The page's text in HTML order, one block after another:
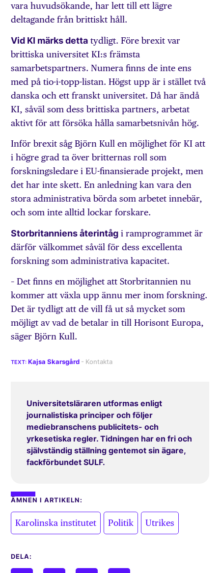
vara huvudsökande, har lett till ett lägre
deltagande från brittiskt håll.
Vid KI märks detta tydligt. Före brexit var
brittiska universitet KI:s främsta
samarbetspartners. Numera finns de inte ens
med på tio-i-topp-listan. Högst upp är i stället två
danska och ett franskt universitet. Då har ändå
KI, såväl som dess brittiska partners, arbetat
aktivt för att försöka hålla samarbetsnivån hög.
Inför brexit såg Björn Kull en möjlighet för KI att
i högre grad ta över britternas roll som
forskningsledare i EU-finansierade projekt, men
det har inte skett. En anledning kan vara den
stora administrativa börda som arbetet innebär,
och som inte alltid lockar forskare.
Storbritanniens återintåg i ramprogrammet är
därför välkommet såväl för dess excellenta
forskning som administrativa kapacitet.
– Det finns en möjlighet att Storbritannien nu
kommer att växla upp ännu mer inom forskning.
Det är tydligt att de vill få ut så mycket som
möjligt av vad de betalar in till Horisont Europa,
säger Björn Kull.
Kajsa Skarsgård
Universitetsläraren utformas enligt
journalistiska principer och följer
mediebranschens publicitets- och
yrkesetiska regler. Tidningen har en fri och
självständig ställning gentemot sin ägare,
fackförbundet SULF.
ÄMNEN I ARTIKELN:
Karolinska institutet Politik Utrikes
DELA: